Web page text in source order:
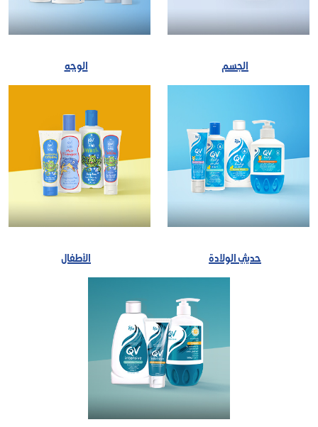
الجسم الوجه
حديثي الولادة الأطفال